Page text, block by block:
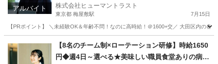
アルバイト 株式会社ヒューマントラスト
東京都 梅屋敷駅 7月15日
【PRポイント】 ＼未経験OK＆年齢不問！なのに高時給！＠1600+交／ 大田区内の
梅屋敷駅 その他 ヒューマントラスト
【8名のチーム制×ローテーション研修】時給1650
円◆週4日～選べる★美味しい職員食堂ありの病院